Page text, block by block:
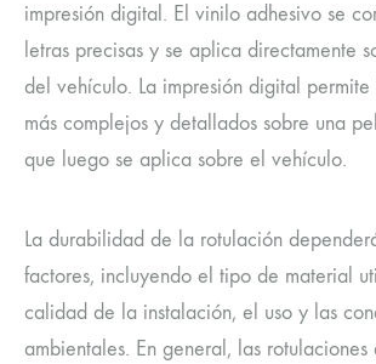
impresión digital. El vinilo adhesivo se
letras precisas y se aplica directamente
del vehículo. La impresión digital permite
más complejos y detallados sobre una
que luego se aplica sobre el vehículo.
La durabilidad de la rotulación
factores, incluyendo el tipo de material
calidad de la instalación, el uso y las
ambientales. En general, las